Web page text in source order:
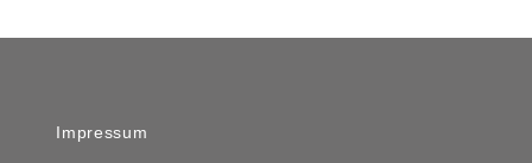
Impressum